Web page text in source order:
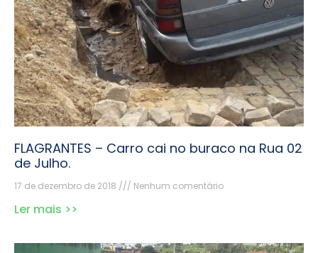
FLAGRANTES – Carro cai no buraco na Rua 02
de Julho.
17 de dezembro de 2018 Nenhum comentário
Ler mais >>